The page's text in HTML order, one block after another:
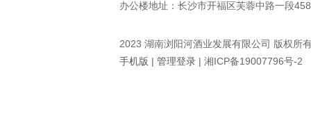
办公楼地址：长沙市开福区芙蓉中路一段
2023 湖南浏阳河酒业发展有限公司 版权所
手机版 | 管理登录 | 湘ICP备19007796号-2